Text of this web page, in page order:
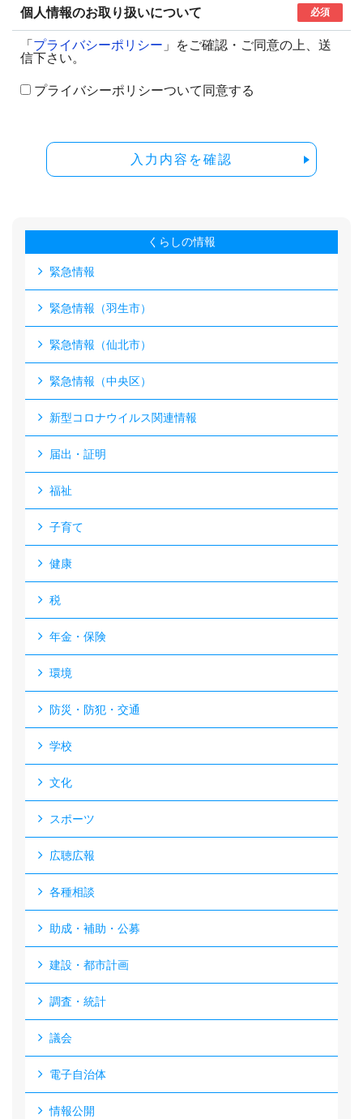
個人情報のお取り扱いについて 必須
「 プライバシーポリシー 」をご確認・ご同意の上、送
信下さい。
プライバシーポリシーついて同意する
入力内容を確認
くらしの情報
緊急情報
緊急情報（羽生市）
緊急情報（仙北市）
緊急情報（中央区）
新型コロナウイルス関連情報
届出・証明
福祉
子育て
健康
税
年金・保険
環境
防災・防犯・交通
学校
文化
スポーツ
広聴広報
各種相談
助成・補助・公募
建設・都市計画
調査・統計
議会
電子自治体
情報公開